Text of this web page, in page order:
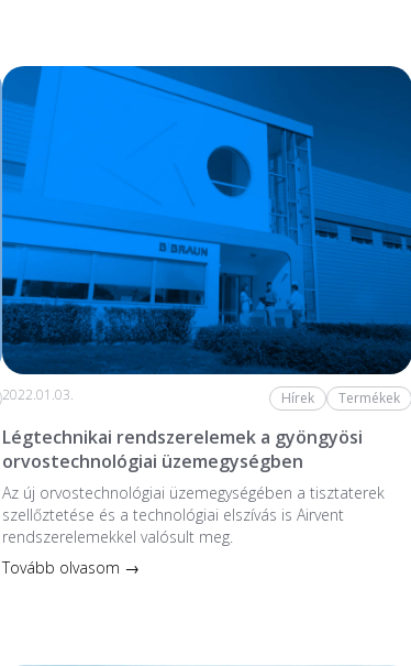
2022.01.03. Hírek Termékek
Légtechnikai rendszerelemek a gyöngyösi
orvostechnológiai üzemegységben
Az új orvostechnológiai üzem­egységében a tiszta­terek
szellőztetése és a technológiai elszívás is Airvent
rendszerelemekkel valósult meg.
Tovább olvasom →